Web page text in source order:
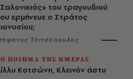
του τραγουδιού
ερμήνευε ο Στράτος
Τσιτσόπουλος
ΠΟΙΗΜΑ ΤΗΣ ΗΜΕΡΑΣ
Κοτσώνη, Κλεινόν άστυ